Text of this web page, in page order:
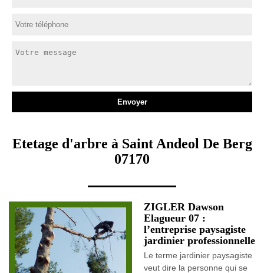
Etetage d'arbre à Saint Andeol De Berg
07170
ZIGLER Dawson
Elagueur 07 :
l’entreprise paysagiste
jardinier professionnelle
Le terme jardinier paysagiste
veut dire la personne qui se